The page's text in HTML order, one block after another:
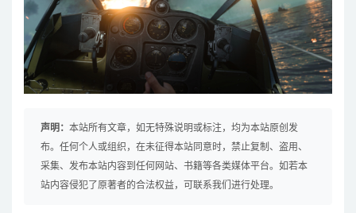
声明： 本站所有文章，如无特殊说明或标注，均为本站原创发
布。任何个人或组织，在未征得本站同意时，禁止复制、盗用、
采集、发布本站内容到任何网站、书籍等各类媒体平台。如若本
站内容侵犯了原著者的合法权益，可联系我们进行处理。